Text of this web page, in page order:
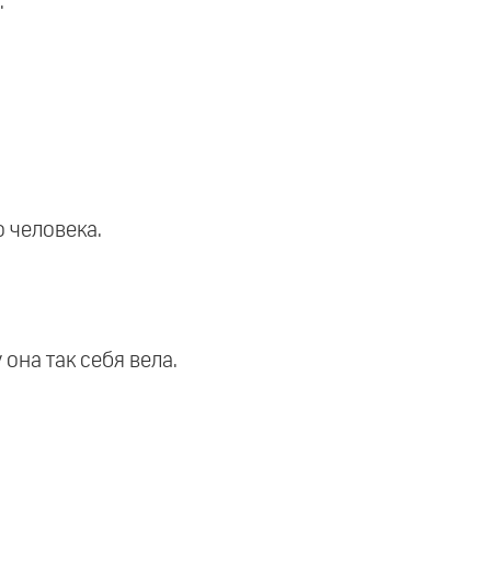
человека.
так себя вела.